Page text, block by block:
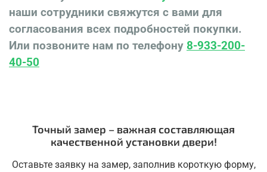
наши сотрудники свяжутся с вами для
согласования всех подробностей покупки.
Или позвоните нам по телефону 8-933-200-
40-50
Точный замер – важная составляющая
качественной установки двери!
Оставьте заявку на замер, заполнив короткую форму,